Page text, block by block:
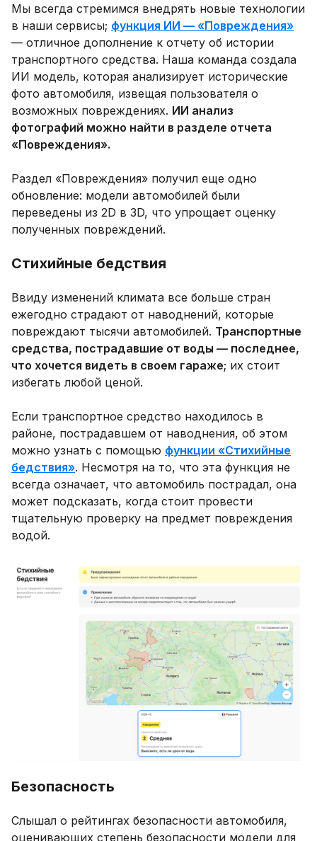
Мы всегда стремимся внедрять новые технологии
в наши сервисы; функция ИИ — «Повреждения»
— отличное дополнение к отчету об истории
транспортного средства. Наша команда создала
ИИ модель, которая анализирует исторические
фото автомобиля, извещая пользователя о
возможных повреждениях. ИИ анализ
фотографий можно найти в разделе отчета
«Повреждения».
Раздел «Повреждения» получил еще одно
обновление: модели автомобилей были
переведены из 2D в 3D, что упрощает оценку
полученных повреждений.
Стихийные бедствия
Ввиду изменений климата все больше стран
ежегодно страдают от наводнений, которые
повреждают тысячи автомобилей. Транспортные
средства, пострадавшие от воды — последнее,
что хочется видеть в своем гараже; их стоит
избегать любой ценой.
Если транспортное средство находилось в
районе, пострадавшем от наводнения, об этом
можно узнать с помощью функции «Стихийные
бедствия». Несмотря на то, что эта функция не
всегда означает, что автомобиль пострадал, она
может подсказать, когда стоит провести
тщательную проверку на предмет повреждения
водой.
Безопасность
Слышал о рейтингах безопасности автомобиля,
оценивающих степень безопасности модели для